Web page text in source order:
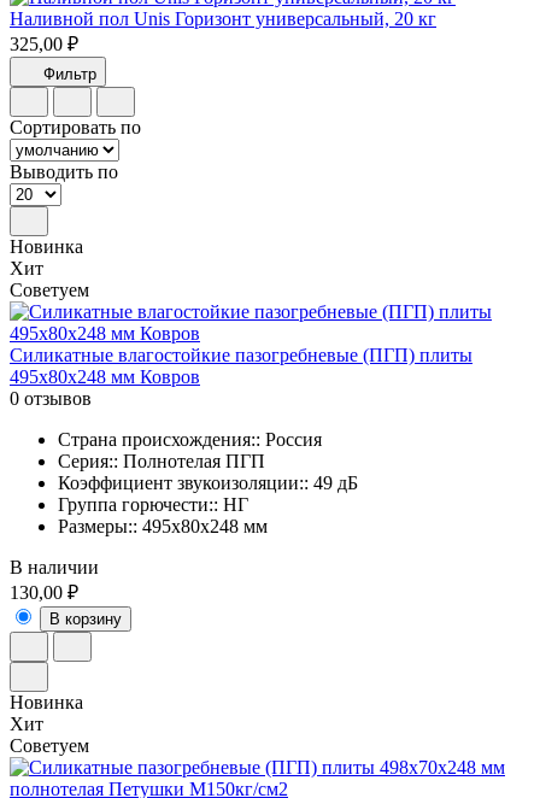
Наливной пол Unis Горизонт универсальный, 20 кг
325,00 ₽
Фильтр
Сортировать по
Выводить по
Новинка
Хит
Советуем
Силикатные влагостойкие пазогребневые (ПГП) плиты
495х80х248 мм Ковров
0 отзывов
Страна происхождения:: Россия
Серия:: Полнотелая ПГП
Коэффициент звукоизоляции:: 49 дБ
Группа горючести:: НГ
Размеры:: 495х80х248 мм
В наличии
130,00 ₽
В корзину
Новинка
Хит
Советуем